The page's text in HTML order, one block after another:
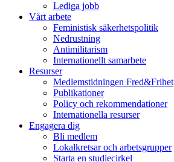
Lediga jobb
Vårt arbete
Feministisk säkerhetspolitik
Nedrustning
Antimilitarism
Internationellt samarbete
Resurser
Medlemstidningen Fred&Frihet
Publikationer
Policy och rekommendationer
Internationella resurser
Engagera dig
Bli medlem
Lokalkretsar och arbetsgrupper
Starta en studiecirkel